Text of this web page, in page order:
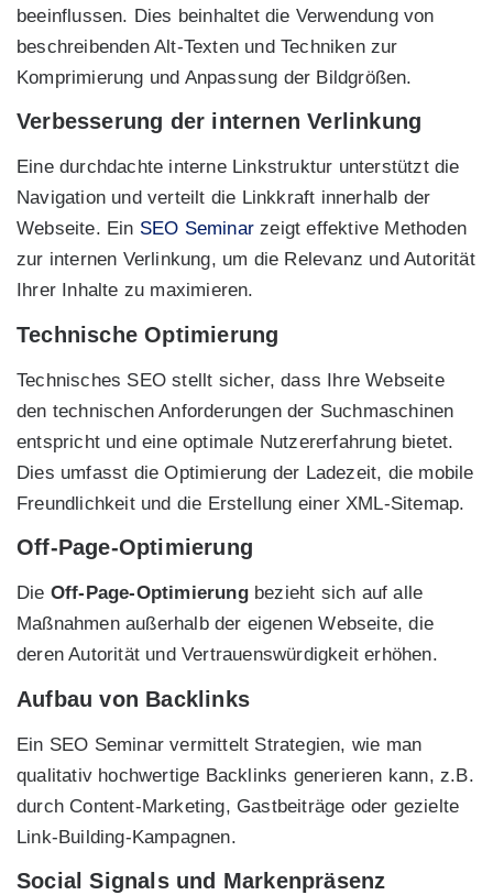
beeinflussen. Dies beinhaltet die Verwendung von
beschreibenden Alt-Texten und Techniken zur
Komprimierung und Anpassung der Bildgrößen.
Verbesserung der internen Verlinkung
Eine durchdachte interne Linkstruktur unterstützt die
Navigation und verteilt die Linkkraft innerhalb der
Webseite. Ein SEO Seminar zeigt effektive Methoden
zur internen Verlinkung, um die Relevanz und Autorität
Ihrer Inhalte zu maximieren.
Technische Optimierung
Technisches SEO stellt sicher, dass Ihre Webseite
den technischen Anforderungen der Suchmaschinen
entspricht und eine optimale Nutzererfahrung bietet.
Dies umfasst die Optimierung der Ladezeit, die mobile
Freundlichkeit und die Erstellung einer XML-Sitemap.
Off-Page-Optimierung
Die Off-Page-Optimierungbezieht sich auf alle
Maßnahmen außerhalb der eigenen Webseite, die
deren Autorität und Vertrauenswürdigkeit erhöhen.
Aufbau von Backlinks
Ein SEO Seminar vermittelt Strategien, wie man
qualitativ hochwertige Backlinks generieren kann, z.B.
durch Content-Marketing, Gastbeiträge oder gezielte
Link-Building-Kampagnen.
Social Signals und Markenpräsenz